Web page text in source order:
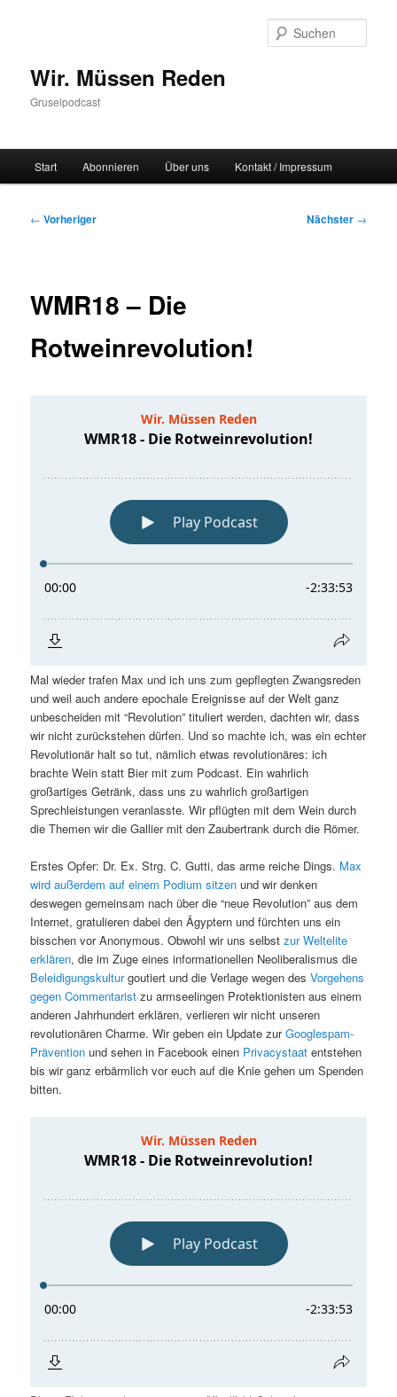
Wir. Müssen Reden
Gruselpodcast
Start Abonnieren Über uns Kontakt / Impressum
Beitragsnavigation
← Vorheriger Nächster →
WMR18 – Die
Rotweinrevolution!
Mal wieder trafen Max und ich uns zum gepflegten Zwangsreden
und weil auch andere epochale Ereignisse auf der Welt ganz
unbescheiden mit “Revolution” tituliert werden, dachten wir, dass
wir nicht zurückstehen dürfen. Und so machte ich, was ein echter
Revolutionär halt so tut, nämlich etwas revolutionäres: ich
brachte Wein statt Bier mit zum Podcast. Ein wahrlich
großartiges Getränk, dass uns zu wahrlich großartigen
Sprechleistungen veranlasste. Wir pflügten mit dem Wein durch
die Themen wir die Gallier mit den Zaubertrank durch die Römer.
Erstes Opfer: Dr. Ex. Strg. C. Gutti, das arme reiche Dings. Max
wird außerdem auf einem Podium sitzen und wir denken
deswegen gemeinsam nach über die “neue Revolution” aus dem
Internet, gratulieren dabei den Ägyptern und fürchten uns ein
bisschen vor Anonymous. Obwohl wir uns selbstzur Weltelite
erklären, die im Zuge eines informationellen Neoliberalismus die
Beleidigungskulturgoutiert und die Verlage wegen desVorgehens
gegen Commentarist zu armseelingen Protektionisten aus einem
anderen Jahrhundert erklären, verlieren wir nicht unseren
revolutionären Charme. Wir geben ein Update zurGooglespam-
Prävention und sehen in Facebook einen Privacystaat entstehen
bis wir ganz erbärmlich vor euch auf die Knie gehen um Spenden
bitten.